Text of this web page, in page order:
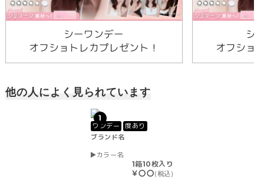
シーワンデー
オフショトレカプレゼント！
シ
オフショ
他の人によく見られています
1
ワンデー
度あり
ブランド名
カラー名
1箱10枚入り
￥〇〇(税込)